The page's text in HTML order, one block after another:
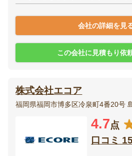
会社の詳細を見
この会社に見積もり依
株式会社エコア
福岡県福岡市博多区冷泉町4番20号
4.7点
口コミ